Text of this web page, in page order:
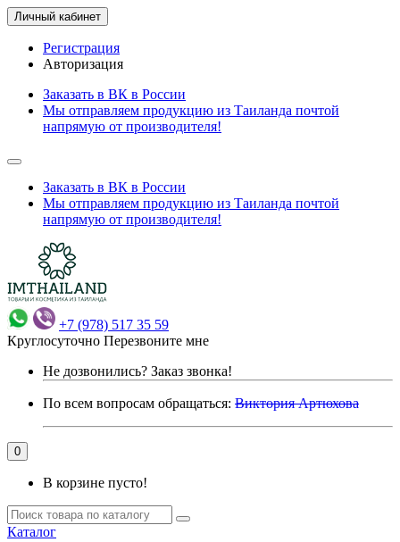
Личный кабинет
Регистрация
Авторизация
Заказать в ВК в России
Мы отправляем продукцию из Таиланда почтой
напрямую от производителя!
Заказать в ВК в России
Мы отправляем продукцию из Таиланда почтой
напрямую от производителя!
+7 (978) 517 35 59
Круглосуточно Перезвоните мне
Не дозвонились? Заказ звонка!
По всем вопросам обращаться: Виктория Артюхова
0
В корзине пусто!
Каталог